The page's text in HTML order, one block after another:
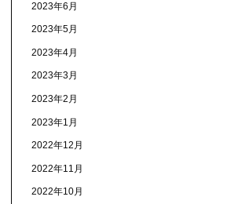
2023年6月
2023年5月
2023年4月
2023年3月
2023年2月
2023年1月
2022年12月
2022年11月
2022年10月